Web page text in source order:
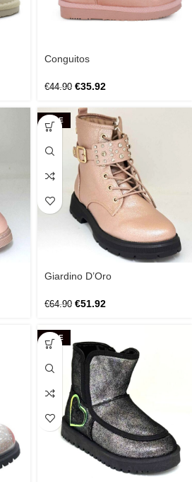
Conguitos
€44.90 €35.92
SALE
Giardino D’Oro
€64.90 €51.92
SALE